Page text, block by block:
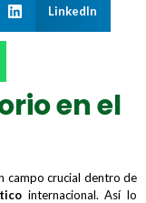
LinkedIn
en el
campo crucial dentro de
internacional. Así lo